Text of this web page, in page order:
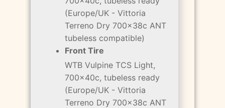
(Europe/UK - Vittoria
Terreno Dry 700x38c ANT
tubeless compatible)
Front Tire
WTB Vulpine TCS Light,
700x40c, tubeless ready
(Europe/UK - Vittoria
Terreno Dry 700x38c ANT